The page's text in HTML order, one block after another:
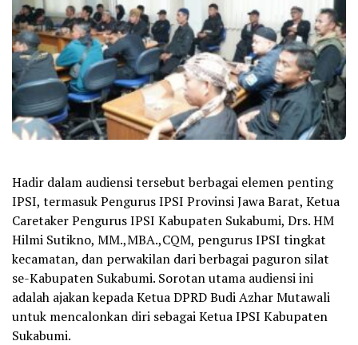
Hadir dalam audiensi tersebut berbagai elemen penting
IPSI, termasuk Pengurus IPSI Provinsi Jawa Barat, Ketua
Caretaker Pengurus IPSI Kabupaten Sukabumi, Drs. HM
Hilmi Sutikno, MM.,MBA.,CQM, pengurus IPSI tingkat
kecamatan, dan perwakilan dari berbagai paguron silat
se-Kabupaten Sukabumi. Sorotan utama audiensi ini
adalah ajakan kepada Ketua DPRD Budi Azhar Mutawali
untuk mencalonkan diri sebagai Ketua IPSI Kabupaten
Sukabumi.